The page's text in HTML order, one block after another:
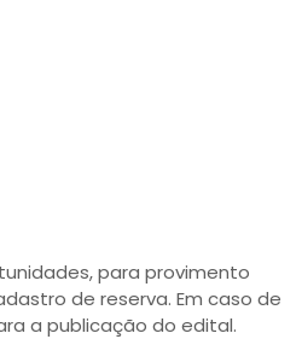
para provimento
de reserva. Em caso de
a publicação do edital.